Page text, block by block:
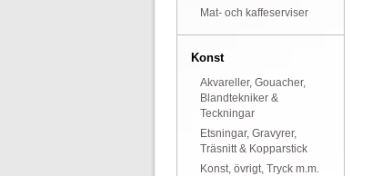
Mat- och kaffeserviser
Konst
Akvareller, Gouacher,
Blandtekniker &
Teckningar
Etsningar, Gravyrer,
Träsnitt & Kopparstick
Konst, övrigt, Tryck m.m.